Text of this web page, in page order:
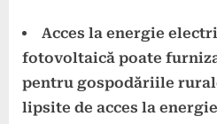
Acces la energie
fotovoltaică poate
pentru gospodăriile
lipsite de acces la